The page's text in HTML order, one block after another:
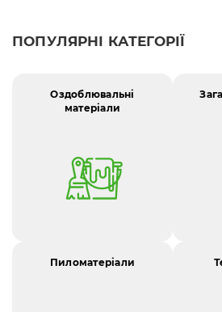
ПОПУЛЯРНІ КАТЕГОРІЇ
Оздоблювальні
матеріали
Пиломатеріали